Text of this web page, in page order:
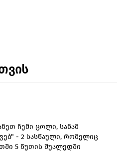
ჩემი ცოლი, სანამ
- 2 სასწაული, რომელიც
5 წუთის შუალედში